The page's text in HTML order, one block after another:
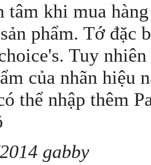
tâm khi mua
phẩm. Tớ đặc
Tuy
của nhãn hiệu
thể nhập thêm
gabby